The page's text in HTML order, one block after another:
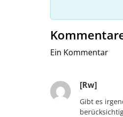
Ein Kommentar
[Rw]
Gibt es